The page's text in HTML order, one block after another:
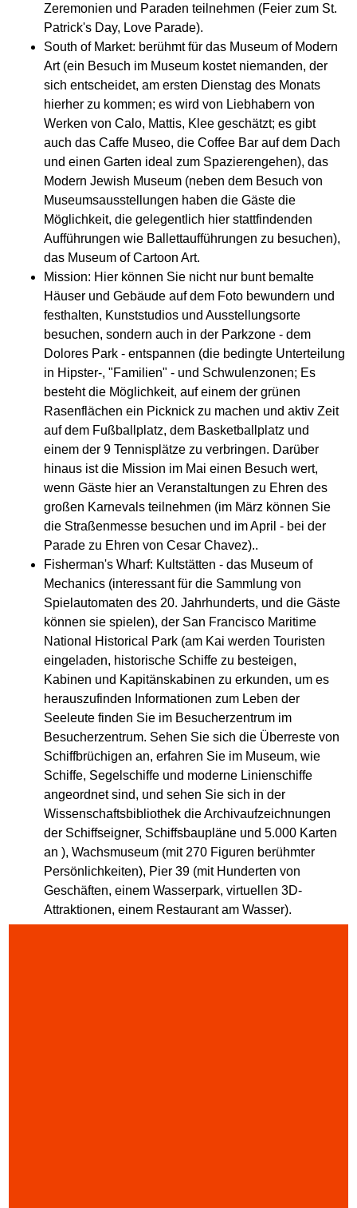
Zeremonien und Paraden teilnehmen (Feier zum St.
Patrick's Day, Love Parade).
South of Market: berühmt für das Museum of Modern
Art (ein Besuch im Museum kostet niemanden, der
sich entscheidet, am ersten Dienstag des Monats
hierher zu kommen; es wird von Liebhabern von
Werken von Calo, Mattis, Klee geschätzt; es gibt
auch das Caffe Museo, die Coffee Bar auf dem Dach
und einen Garten ideal zum Spazierengehen), das
Modern Jewish Museum (neben dem Besuch von
Museumsausstellungen haben die Gäste die
Möglichkeit, die gelegentlich hier stattfindenden
Aufführungen wie Ballettaufführungen zu besuchen),
das Museum of Cartoon Art.
Mission: Hier können Sie nicht nur bunt bemalte
Häuser und Gebäude auf dem Foto bewundern und
festhalten, Kunststudios und Ausstellungsorte
besuchen, sondern auch in der Parkzone - dem
Dolores Park - entspannen (die bedingte Unterteilung
in Hipster-, "Familien" - und Schwulenzonen; Es
besteht die Möglichkeit, auf einem der grünen
Rasenflächen ein Picknick zu machen und aktiv Zeit
auf dem Fußballplatz, dem Basketballplatz und
einem der 9 Tennisplätze zu verbringen. Darüber
hinaus ist die Mission im Mai einen Besuch wert,
wenn Gäste hier an Veranstaltungen zu Ehren des
großen Karnevals teilnehmen (im März können Sie
die Straßenmesse besuchen und im April - bei der
Parade zu Ehren von Cesar Chavez)..
Fisherman's Wharf: Kultstätten - das Museum of
Mechanics (interessant für die Sammlung von
Spielautomaten des 20. Jahrhunderts, und die Gäste
können sie spielen), der San Francisco Maritime
National Historical Park (am Kai werden Touristen
eingeladen, historische Schiffe zu besteigen,
Kabinen und Kapitänskabinen zu erkunden, um es
herauszufinden Informationen zum Leben der
Seeleute finden Sie im Besucherzentrum im
Besucherzentrum. Sehen Sie sich die Überreste von
Schiffbrüchigen an, erfahren Sie im Museum, wie
Schiffe, Segelschiffe und moderne Linienschiffe
angeordnet sind, und sehen Sie sich in der
Wissenschaftsbibliothek die Archivaufzeichnungen
der Schiffseigner, Schiffsbaupläne und 5.000 Karten
an ), Wachsmuseum (mit 270 Figuren berühmter
Persönlichkeiten), Pier 39 (mit Hunderten von
Geschäften, einem Wasserpark, virtuellen 3D-
Attraktionen, einem Restaurant am Wasser).